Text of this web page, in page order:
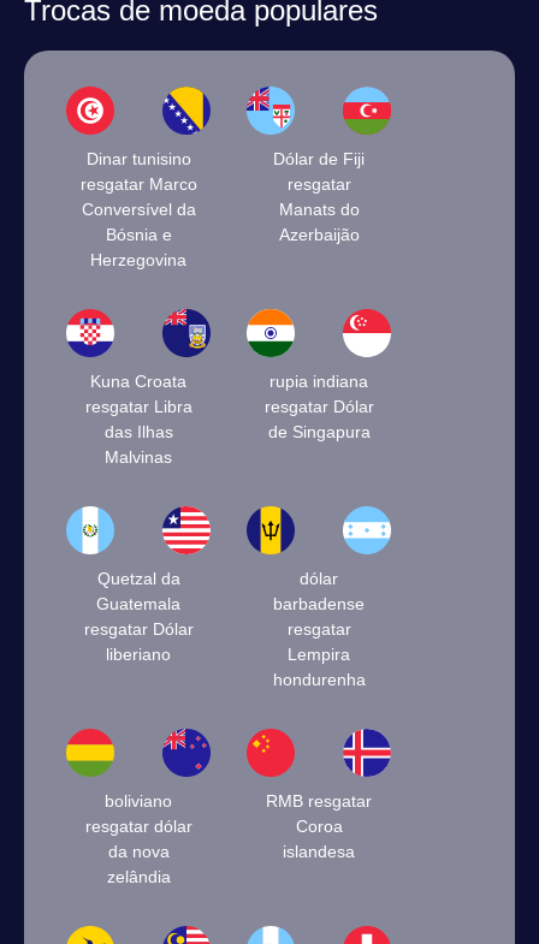
Trocas de moeda populares
Dinar tunisino
resgatar Marco
Conversível da
Bósnia e
Herzegovina
Dólar de Fiji
resgatar
Manats do
Azerbaijão
Kuna Croata
resgatar Libra
das Ilhas
Malvinas
rupia indiana
resgatar Dólar
de Singapura
Quetzal da
Guatemala
resgatar Dólar
liberiano
dólar
barbadense
resgatar
Lempira
hondurenha
boliviano
resgatar dólar
da nova
zelândia
RMB resgatar
Coroa
islandesa